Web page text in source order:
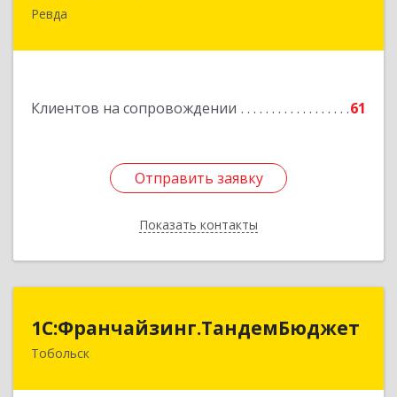
Ревда
Клиентов на сопровождении 61
Отправить заявку
Показать контакты
623286, Свердловская обл, Ревда г, Азина ул,
Отправить заявку
Назад
1С:Франчайзинг.ТандемБюджет
Тобольск
1С:Франчайзинг.ТандемБюджет